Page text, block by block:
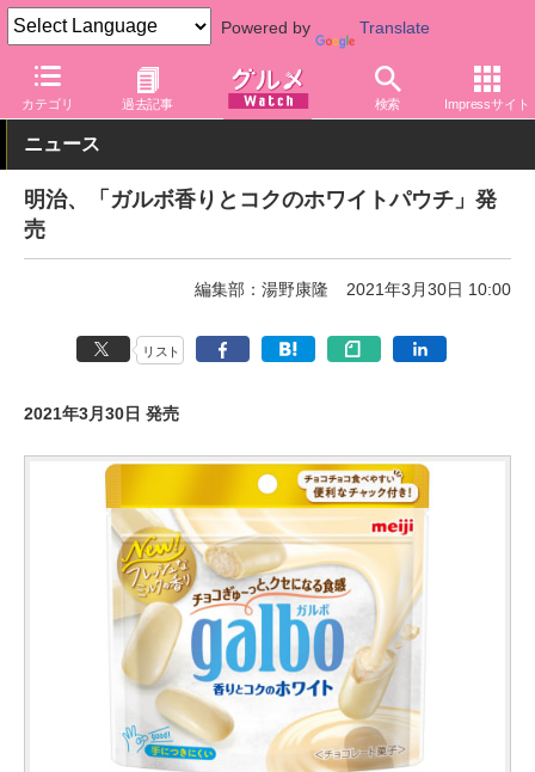
Powered by Translate
カテゴリ 過去記事 検索 Impressサイト
グルメ Watch メーカー 菓子 明治
ニュース
明治、「ガルボ香りとコクのホワイトパウチ」発
売
編集部：湯野康隆 2021年3月30日 10:00
リスト
2021年3月30日 発売